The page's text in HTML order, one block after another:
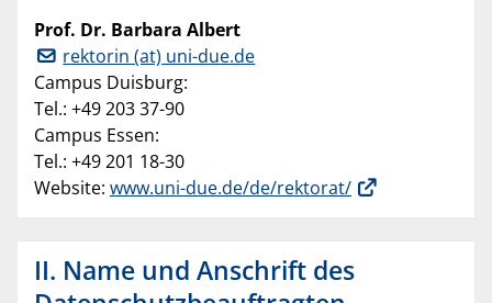
Prof. Dr. Barbara Albert
rektorin (at) uni-due.de
Campus Duisburg:
Tel.: +49 203 37-90
Campus Essen:
Tel.: +49 201 18-30
Website: www.uni-due.de/de/rektorat/
II. Name und Anschrift des